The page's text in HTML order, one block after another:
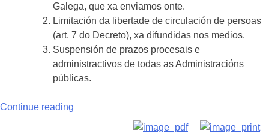
Galega, que xa enviamos onte.
Limitación da libertade de circulación de persoas
(art. 7 do Decreto), xa difundidas nos medios.
Suspensión de prazos procesais e
administractivos de todas as Administracións
públicas.
Continue reading